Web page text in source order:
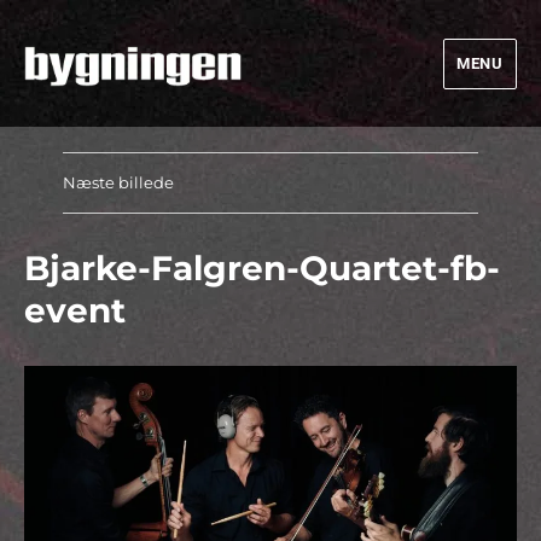
Bygningen
MENU
Næste billede
Bjarke-Falgren-Quartet-fb-
event